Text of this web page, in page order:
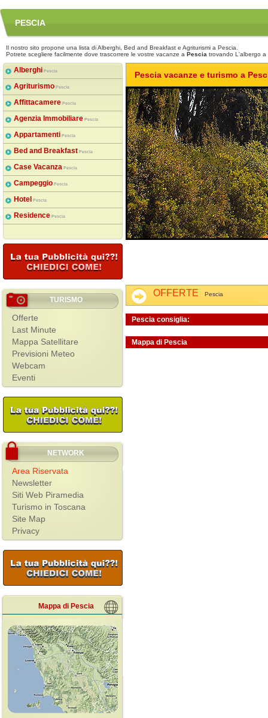
PESCIA
Il nostro sito propone una lista di Alberghi, Bed and Breakfast e Agriturismi a Pescia.
Potrete scegliere facilmente dove trascorrere le vostre vacanze a Pescia trovando L'albergo a
Alberghi Pescia
Agriturismo Pescia
Affittacamere Pescia
Agenzia Immobiliare Pescia
Appartamenti Pescia
Bed and Breakfast Pescia
Case Vacanza Pescia
Campeggio Pescia
Hotel Pescia
Residence Pescia
TURISMO
Offerte
Last Minute
Mappa Satellitare
Previsioni Meteo
Webcam
Eventi
NETWORK
Area Riservata
Newsletter
Siti Web Piramedia
Turismo in Toscana
Site Map
Privacy
Mappa di Pescia
Pescia vacanze e turismo a
OFFERTE Pescia
Pescia consiglia:
Mappa di Pescia